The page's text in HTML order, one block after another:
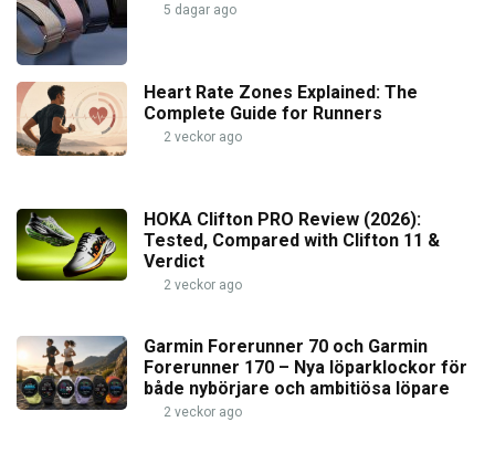
5 dagar ago
Heart Rate Zones Explained: The
Complete Guide for Runners
2 veckor ago
HOKA Clifton PRO Review (2026):
Tested, Compared with Clifton 11 &
Verdict
2 veckor ago
Garmin Forerunner 70 och Garmin
Forerunner 170 – Nya löparklockor för
både nybörjare och ambitiösa löpare
2 veckor ago